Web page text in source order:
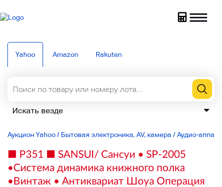
Yahoo Amazon Rakuten
Аукцион Yahoo/ Бытовая электроника, AV, камера /Аудио-
■ P351 ■ SANSUI/ Сансуи • SP-2005
•Система динамика книжного полка
•Винтаж • Антиквариат Шоуа Операция